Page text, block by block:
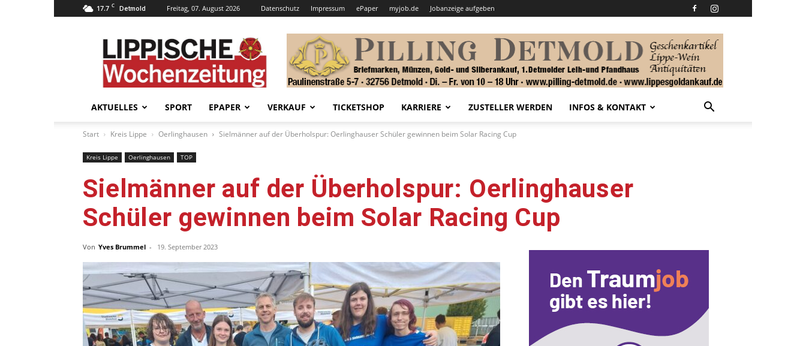
17.7 C Detmold Freitag, 07. August 2026 Datenschutz Impressum ePaper myjob.de Jobanzeige aufgeben
Lippische
Wochenzeitung
–
LWZ24.de
AKTUELLES SPORT EPAPER VERKAUF TICKETSHOP KARRIERE ZUSTELLER WERDEN INFOS & KONTAKT
Start Kreis Lippe Oerlinghausen Sielmänner auf der Überholspur: Oerlinghauser Schüler gewinnen beim Solar Racing Cup
Kreis Lippe Oerlinghausen TOP
Sielmänner auf der Überholspur: Oerlinghauser
Schüler gewinnen beim Solar Racing Cup
Von Yves Brummel - 19. September 2023